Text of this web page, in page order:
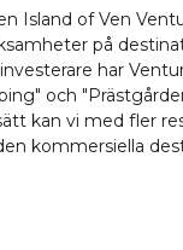
Island of Ven
på
har
och
kan vi med fler
kommersiella